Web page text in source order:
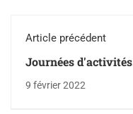
Article précédent
Journées d'activités
9 février 2022